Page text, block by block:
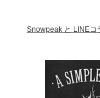
Snowpeak と LINE